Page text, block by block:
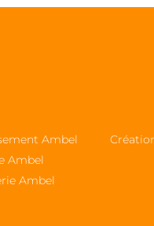
Ambel
Ambel
Ambel